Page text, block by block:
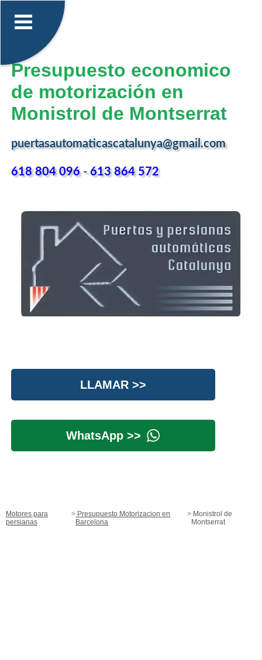
Presupuesto economico
de motorización en
Monistrol de Montserrat
puertasautomaticascatalunya@gmail.com
618 804 096-613 864 572
LLAMAR >>
WhatsApp >>
Motores para
persianas
Presupuesto Motorizacion en
Barcelona
Monistrol de
Montserrat